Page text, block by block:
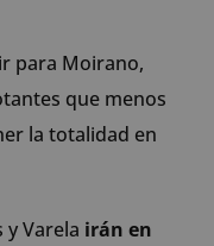
para Moirano,
que menos
la totalidad en
Varela irán en